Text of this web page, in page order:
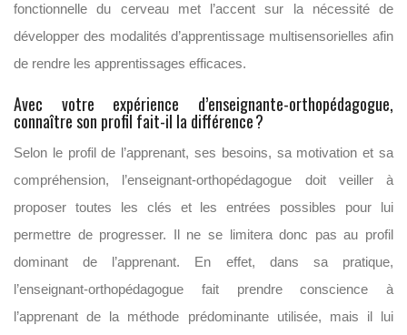
fonctionnelle du cerveau met l’accent sur la nécessité de
développer des modalités d’apprentissage multisensorielles afin
de rendre les apprentissages efficaces.
Avec votre expérience d’enseignante-orthopédagogue,
connaître son profil fait-il la différence?
Selon le profil de l’apprenant, ses besoins, sa motivation et sa
compréhension, l’enseignant-orthopédagogue doit veiller à
proposer toutes les clés et les entrées possibles pour lui
permettre de progresser. Il ne se limitera donc pas au profil
dominant de l’apprenant. En effet, dans sa pratique,
l’enseignant-orthopédagogue fait prendre conscience à
l’apprenant de la méthode prédominante utilisée, mais il lui